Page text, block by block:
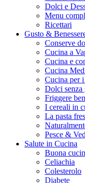
Dolci e
Menu
Ricettari
Gusto &
Conserve
Cucina a
Cucina e
Cucina
Cucina per
Dolci senza
Friggere
I cereali in
La pasta
Pesce &
Salute in Cucina
Buona
Celiachia
Colesterolo
Diabete